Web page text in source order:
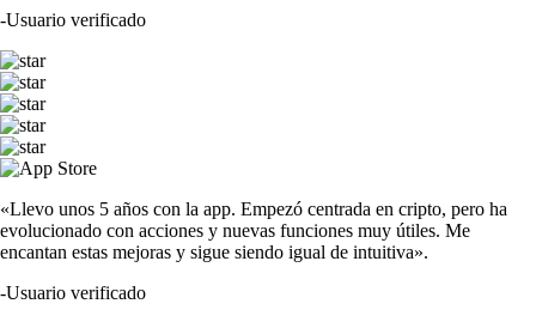
-Usuario verificado
«Llevo unos 5 años con la app. Empezó centrada en cripto, pero ha
evolucionado con acciones y nuevas funciones muy útiles. Me
encantan estas mejoras y sigue siendo igual de intuitiva».
-Usuario verificado